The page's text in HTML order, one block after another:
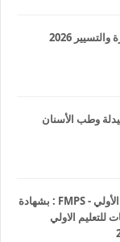
نتائج النهائية المدرسة الوطنية للتجارة والتسيير 2026
وطب الأسنان
المؤسسة المغربية للنهوض بالتعليم الأولي - FMPS : بشهادة
للتعليم الاولي